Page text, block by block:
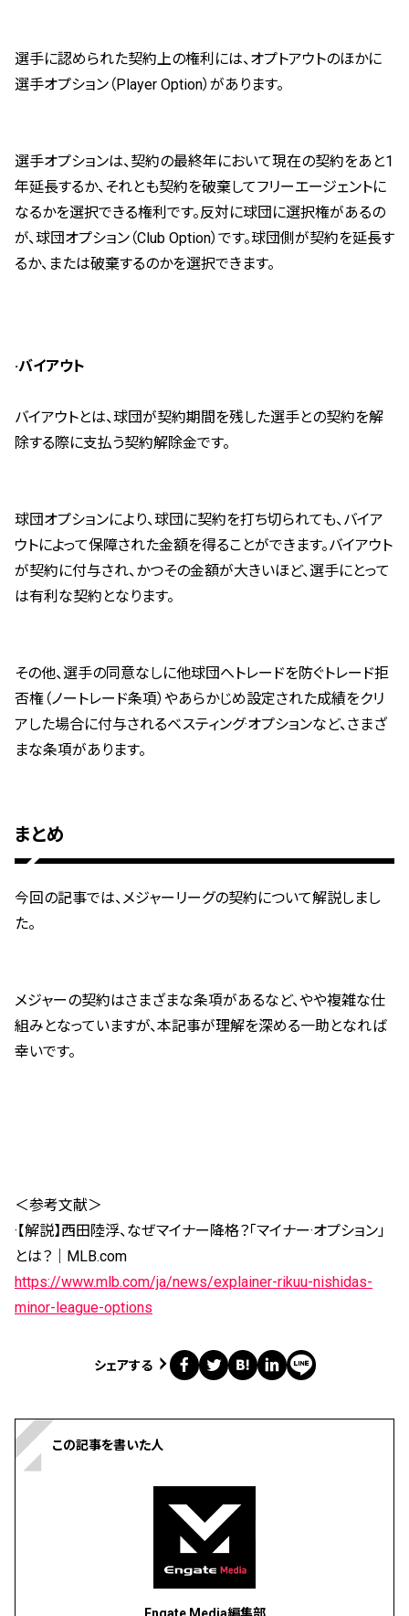
選手に認められた契約上の権利には、オプトアウトのほかに
選手オプション（Player Option）があります。
選手オプションは、契約の最終年において現在の契約をあと1
年延長するか、それとも契約を破棄してフリーエージェントに
なるかを選択できる権利です。反対に球団に選択権があるの
が、球団オプション（Club Option）です。球団側が契約を延長す
るか、または破棄するのかを選択できます。
·バイアウト
バイアウトとは、球団が契約期間を残した選手との契約を解
除する際に支払う契約解除金です。
球団オプションにより、球団に契約を打ち切られても、バイア
ウトによって保障された金額を得ることができます。バイアウト
が契約に付与され、かつその金額が大きいほど、選手にとって
は有利な契約となります。
その他、選手の同意なしに他球団へトレードを防ぐトレード拒
否権（ノートレード条項）やあらかじめ設定された成績をクリ
アした場合に付与されるベスティング·オプションなど、さまざ
まな条項があります。
まとめ
今回の記事では、メジャーリーグの契約について解説しまし
た。
メジャーの契約はさまざまな条項があるなど、やや複雑な仕
組みとなっていますが、本記事が理解を深める一助となれば
幸いです。
＜参考文献＞
·【解説】西田陸浮、なぜマイナー降格？「マイナー·オプション」
とは？｜MLB.com
https://www.mlb.com/ja/news/explainer-rikuu-nishidas-
minor-league-options
シェアする
この記事を書いた人